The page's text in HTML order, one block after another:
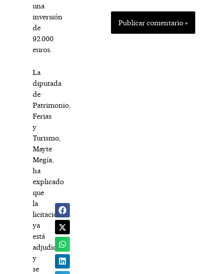
una
inversión
de
92.000
euros.
La
diputada
de
Patrimonio,
Ferias
y
Turismo,
Mayte
Megía,
ha
explicado
que
la
licitación
ya
está
adjudicada
y
se